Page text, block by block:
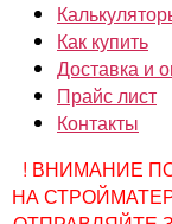
Как купить
Доставка и
Прайс лист
Контакты
! ВНИМАНИЕ
НА